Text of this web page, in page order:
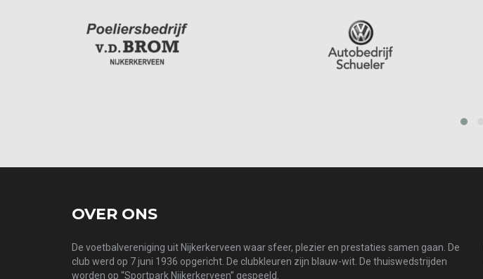
prev
OVER ONS
De voetbalvereniging uit Nijkerkerveen waar sfeer, plezier en prestaties samen gaan. De
club werd op 7 juni 1936 opgericht. De clubkleuren zijn blauw-wit. De thuiswedstrijden
worden op “Sportpark Nijkerkerveen” gespeeld.